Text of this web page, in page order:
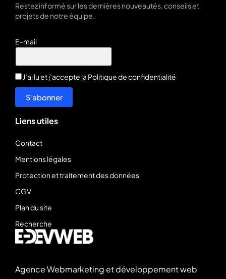
Restez informé sur les dernières nouveautés, conseils et
projets de notre équipe.
E-mail
J’ai lu et j’accepte la Politique de confidentialité
S’abonner
Liens utiles
Contact
Mentions légales
Protection et traitement des données
CGV
Plan du site
Recherche
Agence Webmarketing et développement web